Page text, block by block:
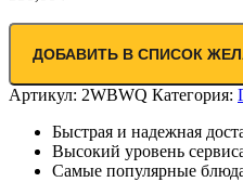
ДОБАВИТЬ В СПИСОК
Артикул: 2WBWQ Категория:
Быстрая и надежная
Высокий уровень
Самые популярные